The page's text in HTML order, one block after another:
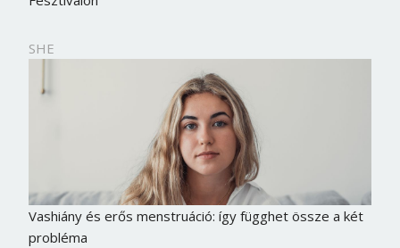
SHE
Vashiány és erős menstruáció: így függhet össze a két
probléma